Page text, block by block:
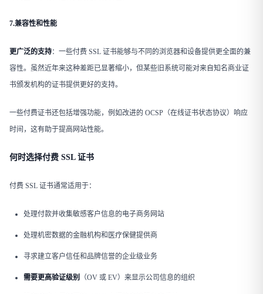
7.兼容性和性能
更广泛的支持​：一些付费 SSL 证书能够与不同的浏览器和设备提供更全面的兼
容性。虽然近年来这种差距已显著缩小，但某些旧系统可能对来自知名商业证
书颁发机构的证书提供更好的支持。
一些付费证书还包括增强功能，例如改进的 OCSP（在线证书状态协议）响应
时间，这有助于提高网站性能。
何时选择付费 SSL 证书
付费 SSL 证书通常适用于：
处理付款并收集敏感客户信息的电子商务网站
处理机密数据的金融机构和医疗保健提供商
寻求建立客户信任和品牌信誉的企业级业务
需要更高验证级别 ​（OV 或 EV）来显示公司信息的组织